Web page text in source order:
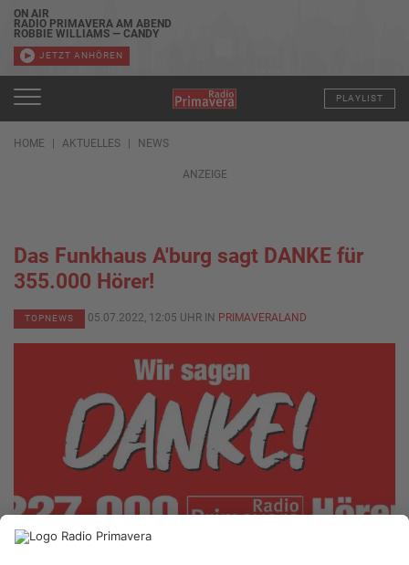
ON AIR
RADIO PRIMAVERA AM ABEND
ROBBIE WILLIAMS — CANDY
JETZT ANHÖREN
PLAYLIST
HOME AKTUELLES NEWS
ANZEIGE
Das Funkhaus A'burg sagt DANKE für
355.000 Hörer!
TOPNEWS 05.07.2022, 12:05 UHR IN PRIMAVERALAND